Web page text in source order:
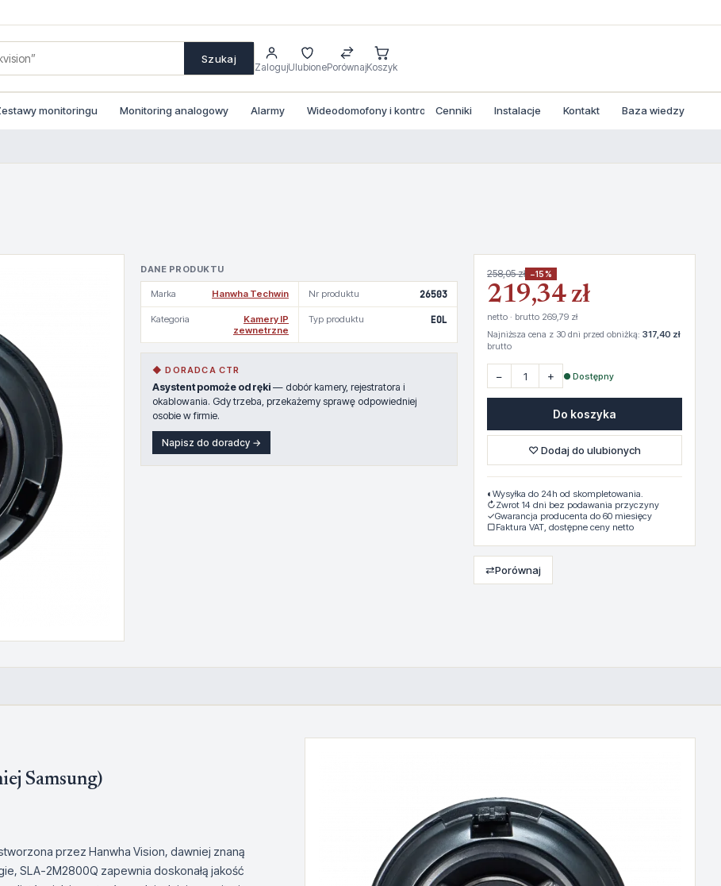
Szukaj
ZalogujUlubionePorównajKoszyk
monitoringu Monitoring analogowy Alarmy Wideodomofony i kontrola dostepu
Cenniki Instalacje Kontakt Baza wiedzy
DANE PRODUKTU
Marka Hanwha Techwin Nr produktu 26503
Kategoria
Kamery IP
zewnetrzne
Typ produktu EOL
◆ DORADCA CTR
Asystent pomoże od ręki — dobór kamery, rejestratora i
okablowania. Gdy trzeba, przekażemy sprawę odpowiedniej
osobie w firmie.
Napisz do doradcy →
258,05 zł −15%
219,34 zł
netto · brutto 269,79 zł
Najniższa cena z 30 dni przed obniżką: 317,40 zł
brutto
− + ● Dostępny
Do koszyka
♡ Dodaj do ulubionych
◐ Wysyłka do 24h od skompletowania.
↻Zwrot 14 dni bez podawania przyczyny
✓Gwarancja producenta do 60 miesięcy
▢Faktura VAT, dostępne ceny netto
⇄Porównaj
Samsung)
przez Hanwha Vision, dawniej znaną
SLA-2M2800Q zapewnia doskonałą jakość